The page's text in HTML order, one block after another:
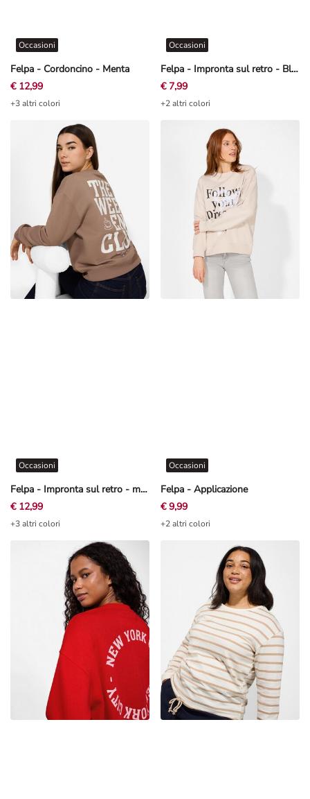
Felpa - Cordoncino - Menta
Occasioni
€ 12,99
+3 altri colori
Felpa - Impronta sul retro - Blu scuro
Occasioni
€ 7,99
+2 altri colori
Felpa - Impronta sul retro - marrone
Occasioni
€ 12,99
+3 altri colori
Felpa - Applicazione
Occasioni
€ 9,99
+2 altri colori